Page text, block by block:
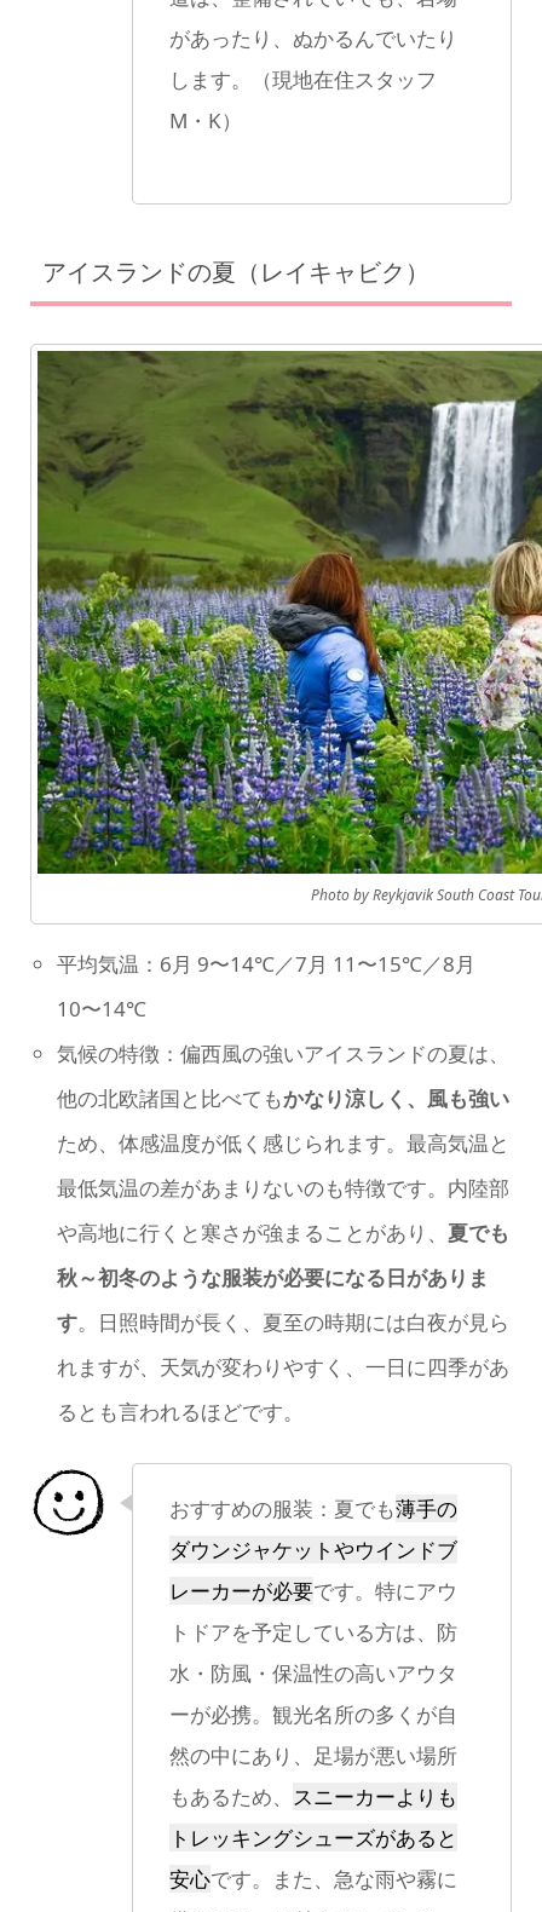
があったり、ぬかるんでいたり
します。（現地在住スタッフ
M・K）
アイスランドの夏（レイキャビク）
Photo by Reykjavik South Coast
平均気温：6月 9〜14℃／7月 11〜15℃／8月
10〜14℃
気候の特徴：偏西風の強いアイスランドの夏は、
他の北欧諸国と比べてもかなり涼しく、風も強い
ため、体感温度が低く感じられます。最高気温と
最低気温の差があまりないのも特徴です。内陸部
や高地に行くと寒さが強まることがあり、 夏でも
秋～初冬のような服装が必要になる日がありま
す。日照時間が長く、夏至の時期には白夜が見ら
れますが、天気が変わりやすく、一日に四季があ
るとも言われるほどです。
おすすめの服装：夏でも薄手の
ダウンジャケットやウインドブ
レーカーが必要です。特にアウ
トドアを予定している方は、防
水・防風・保温性の高いアウタ
ーが必携。観光名所の多くが自
然の中にあり、足場が悪い場所
もあるため、 スニーカーよりも
トレッキングシューズがあると
安心です。また、急な雨や霧に